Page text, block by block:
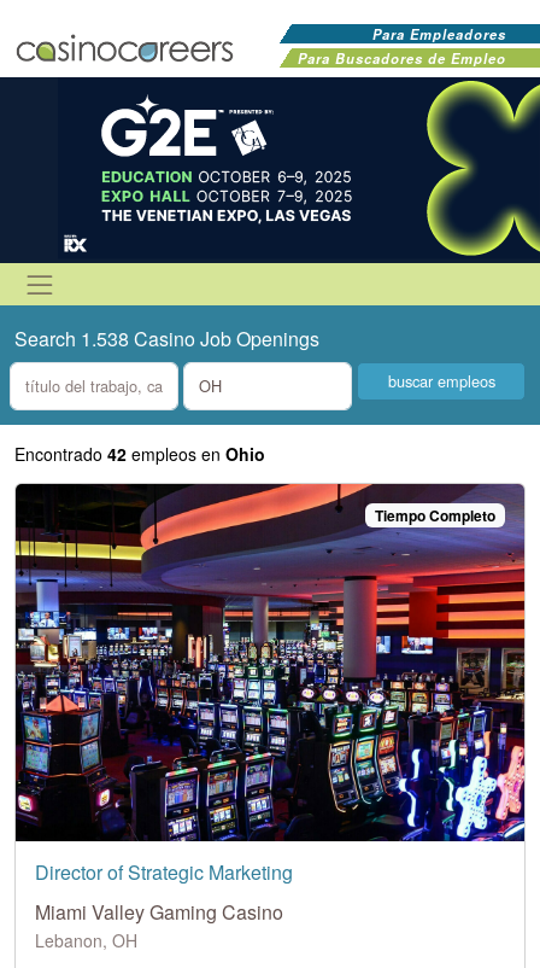
Para Empleadores
Para Buscadores de Empleo
Search 1.538 Casino Job Openings
what
where
Encontrado 42 empleos en Ohio
Tiempo Completo
Director of Strategic Marketing
Miami Valley Gaming Casino
Lebanon, OH